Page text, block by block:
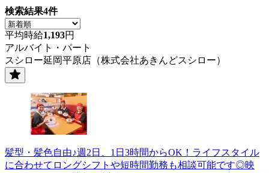
検索結果4件
平均時給1,193円
アルバイト・パート
スシロー延岡平原店（株式会社あきんどスシロー）
髪型・髪色自由♪週2日、1日3時間からOK！ライフスタイル
に合わせてロングシフトや短時間勤務も相談可能です◎映